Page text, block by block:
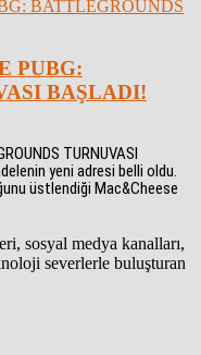
PUBG:
BAŞLADI!
TURNUVASI
yeni adresi belli oldu.
üstlendiği Mac&Cheese
sosyal medya kanalları,
severlerle buluşturan